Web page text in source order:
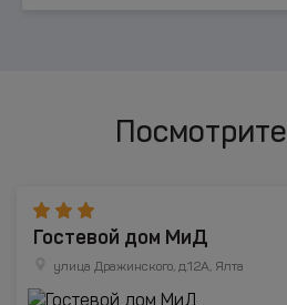
Гостевой дом МиД
улица Дражинского, д.12А, Ялта